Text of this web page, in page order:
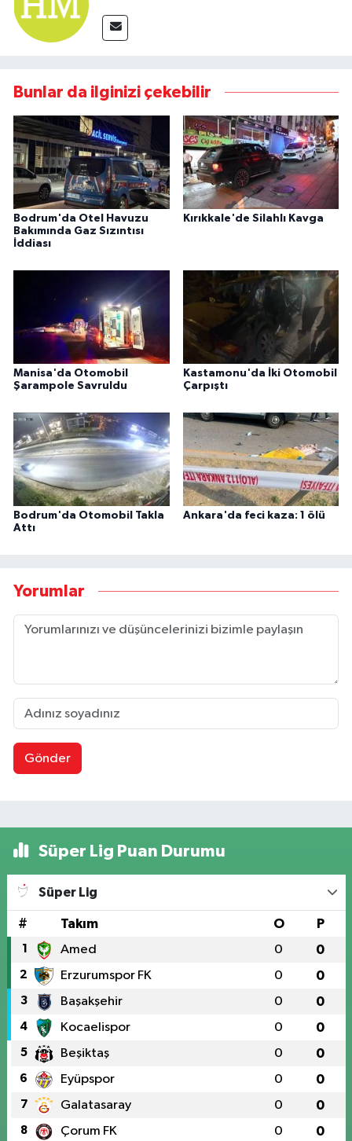
Bunlar da ilginizi çekebilir
Bodrum'da Otel Havuzu
Bakımında Gaz Sızıntısı
İddiası
Kırıkkale'de Silahlı Kavga
Manisa'da Otomobil
Şarampole Savruldu
Kastamonu'da İki Otomobil
Çarpıştı
Bodrum'da Otomobil Takla
Attı
Ankara'da feci kaza: 1 ölü
Yorumlar
Gönder
Süper Lig Puan Durumu
Süper Lig
# Takım O P
1 Amed 0 0
2 Erzurumspor FK 0 0
3 Başakşehir 0 0
4 Kocaelispor 0 0
5 Beşiktaş 0 0
6 Eyüpspor 0 0
7 Galatasaray 0 0
8 Çorum FK 0 0